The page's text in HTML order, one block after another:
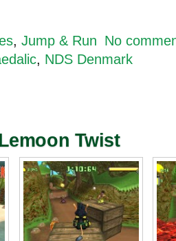
, Jump & Run No
, NDS Denmark
Twist